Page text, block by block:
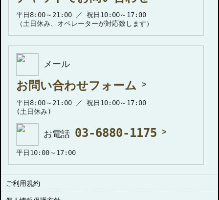
平日8:00～21:00 ／ 祝日10:00～17:00
（土日休み、オペレーターが対応致します）
メール
お問い合わせフォーム
平日8:00～21:00 ／ 祝日10:00～17:00
(土日休み)
お電話 03-6880-1175
平日10:00～17:00
ご利用規約